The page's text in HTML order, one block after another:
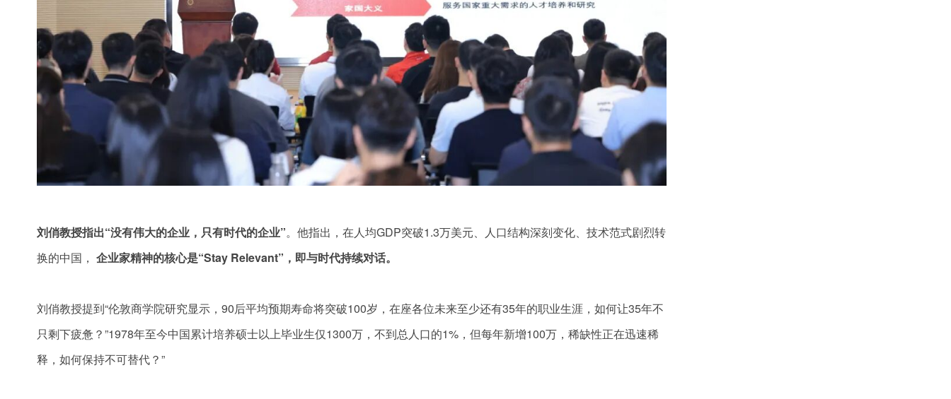
刘俏教授指出“没有伟大的企业，只有时代的企业”。他指出，在人均GDP突破1.3万美元、人口结构深刻变化、技术范式剧烈转
换的中国， 企业家精神的核心是“Stay Relevant”，即与时代持续对话。
刘俏教授提到“伦敦商学院研究显示，90后平均预期寿命将突破100岁，在座各位未来至少还有35年的职业生涯，如何让35年不
只剩下疲惫？”1978年至今中国累计培养硕士以上毕业生仅1300万，不到总人口的1%，但每年新增100万，稀缺性正在迅速稀
释，如何保持不可替代？”